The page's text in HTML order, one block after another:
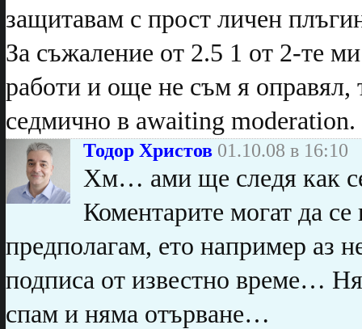
защитавам с прост личен
За съжаление от 2.5 1 от 2-те
работи и още не съм я оправял,
седмично в awaiting moderation.
Тодор Христов 01.10.08 в 16:10
Хм… ами ще следя как
Коментарите могат да
предполагам, ето например аз
подписа от известно време…
спам и няма отърване…